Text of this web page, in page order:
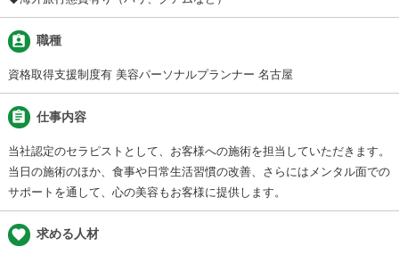
assignment_ind 職種
資格取得支援制度有 美容パーソナルプランナー 名古屋
assignment 仕事内容
当社認定のセラピストとして、お客様への施術を担当していただきます。
当日の施術のほか、食事や日常生活習慣の改善、さらにはメンタル面での
サポートを通して、心の美容もお客様に提供します。
favorite 求める人材